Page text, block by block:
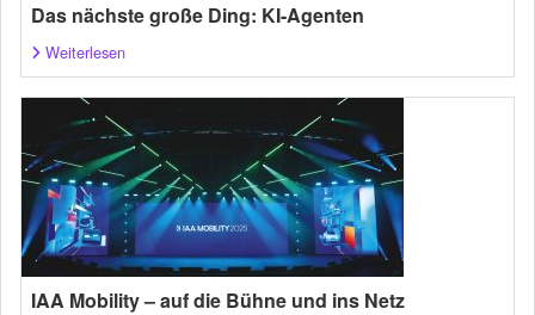
Das nächste große Ding: KI-Agenten
Weiterlesen
IAA Mobility – auf die Bühne und ins Netz